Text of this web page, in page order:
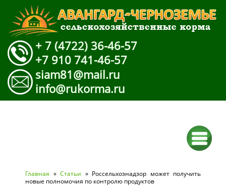
+ 7 (4722) 36-46-57
+7 910 741-46-57
siam81@mail.ru
info@rukorma.ru
Вы здесь
Главная » Статьи » Россельхознадзор может получить
новые полномочия по контролю продуктов